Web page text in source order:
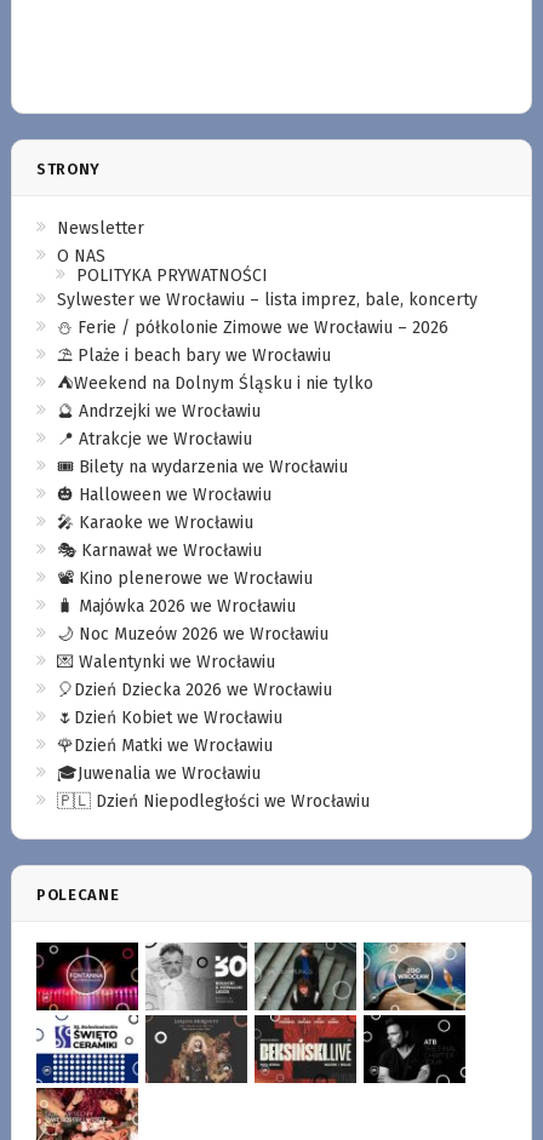
STRONY
Newsletter
O NAS
POLITYKA PRYWATNOŚCI
Sylwester we Wrocławiu – lista imprez, bale, koncerty
⛄️ Ferie / półkolonie Zimowe we Wrocławiu – 2026
⛱️ Plaże i beach bary we Wrocławiu
⛺️Weekend na Dolnym Śląsku i nie tylko
🔮 Andrzejki we Wrocławiu
📍 Atrakcje we Wrocławiu
🎟️ Bilety na wydarzenia we Wrocławiu
🎃 Halloween we Wrocławiu
🎤 Karaoke we Wrocławiu
🎭 Karnawał we Wrocławiu
📽️ Kino plenerowe we Wrocławiu
🧳 Majówka 2026 we Wrocławiu
🌙 Noc Muzeów 2026 we Wrocławiu
💌 Walentynki we Wrocławiu
🎈Dzień Dziecka 2026 we Wrocławiu
🌷Dzień Kobiet we Wrocławiu
🌹Dzień Matki we Wrocławiu
🎓Juwenalia we Wrocławiu
🇵🇱 Dzień Niepodległości we Wrocławiu
POLECANE